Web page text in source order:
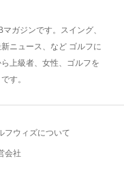
ガジンです。スイング、
ニュース、など ゴルフに
上級者、女性、ゴルフを
す。
フウィズについて
会社